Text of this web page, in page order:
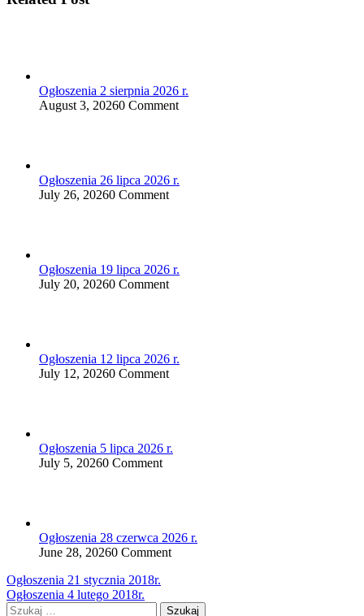
Ogłoszenia 2 sierpnia 2026 r.
August 3, 20260 Comment
Ogłoszenia 26 lipca 2026 r.
July 26, 20260 Comment
Ogłoszenia 19 lipca 2026 r.
July 20, 20260 Comment
Ogłoszenia 12 lipca 2026 r.
July 12, 20260 Comment
Ogłoszenia 5 lipca 2026 r.
July 5, 20260 Comment
Ogłoszenia 28 czerwca 2026 r.
June 28, 20260 Comment
Nawigacja
wpisu
Ogłoszenia 21 stycznia 2018r.
Ogłoszenia 4 lutego 2018r.
Szukaj: